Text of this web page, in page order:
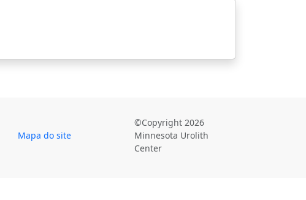
Mapa do site
©Copyright 2026
Minnesota Urolith
Center